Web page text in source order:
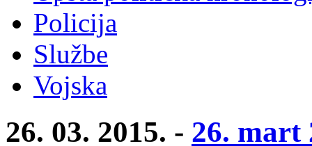
Policija
Službe
Vojska
26. 03. 2015. - 26. mart